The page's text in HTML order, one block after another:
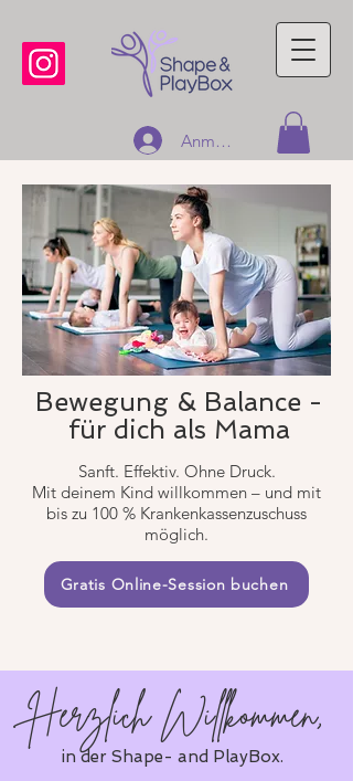
Anmelden
Bewegung & Balance -
für dich als Mama
Sanft. Effektiv. Ohne Druck.
Mit deinem Kind willkommen – und mit
bis zu 100 % Krankenkassenzuschuss
möglich.
Gratis Online-Session buchen
Herzlich Willkommen,
in der Shape- and PlayBox.